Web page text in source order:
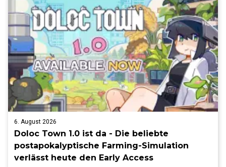
6. August 2026
Doloc Town 1.0 ist da - Die beliebte
postapokalyptische Farming-Simulation
verlässt heute den Early Access